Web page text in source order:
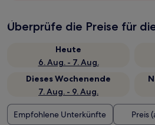
Überprüfe die Preise für
Heute
6. Aug. - 7. Aug.
Dieses Wochenende
7. Aug. - 9. Aug.
Empfohlene Unterkünfte Preis